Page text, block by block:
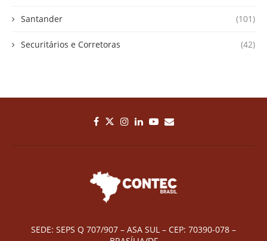
Santander (101)
Securitários e Corretoras (42)
SEDE: SEPS Q 707/907 – ASA SUL – CEP: 70390-078 –